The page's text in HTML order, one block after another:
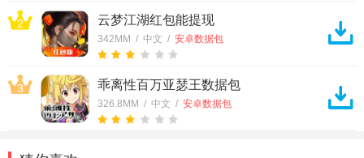
2 云梦江湖红包能提现
342MM / 中文 / 安卓数据包
3 乖离性百万亚瑟王数据包
326.8MM / 中文 / 安卓数据包